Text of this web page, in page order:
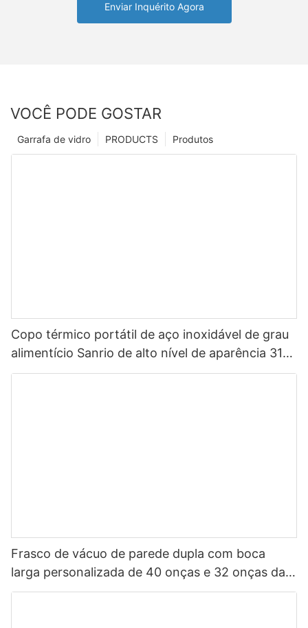
Enviar Inquérito Agora
VOCÊ PODE GOSTAR
Produtos
PRODUCTS
Garrafa de vidro
Copo térmico portátil de aço inoxidável de grau
alimentício Sanrio de alto nível de aparência 316
para crianças
Frasco de vácuo de parede dupla com boca
larga personalizada de 40 onças e 32 onças da
China, garrafa de água esportiva isolada em aço